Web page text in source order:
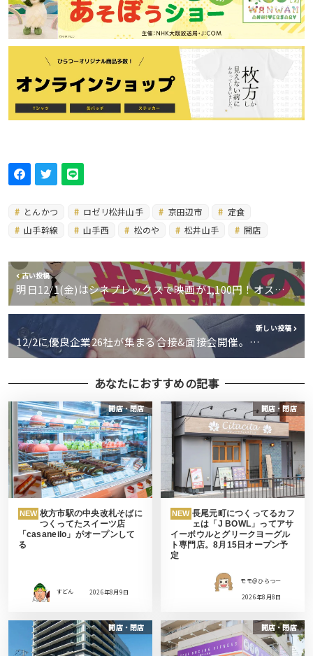
とんかつ ロゼリ松井山手 京田辺市
定食
山手幹線
山手西 松のや 松井山手 開店
古い投稿
明日12/1(金)はシネプレックスで映画が1,100円！オス…
新しい投稿
12/2に優良企業26社が集まる合接&面接会開催。…
あなたにおすすめの記事
開店・閉店
NEW 枚方市駅の中央改札そばに
つくってたスイーツ店
「casaneilo」がオープンして
る
すどん 2026年8月9日
開店・閉店
NEW 長尾元町につくってるカフ
ェは「J BOWL」ってアサ
イーボウルとグリークヨーグル
ト専門店。8月15日オープン予
定
モモ＠ひらつー
2026年8月8日
開店・閉店 開店・閉店